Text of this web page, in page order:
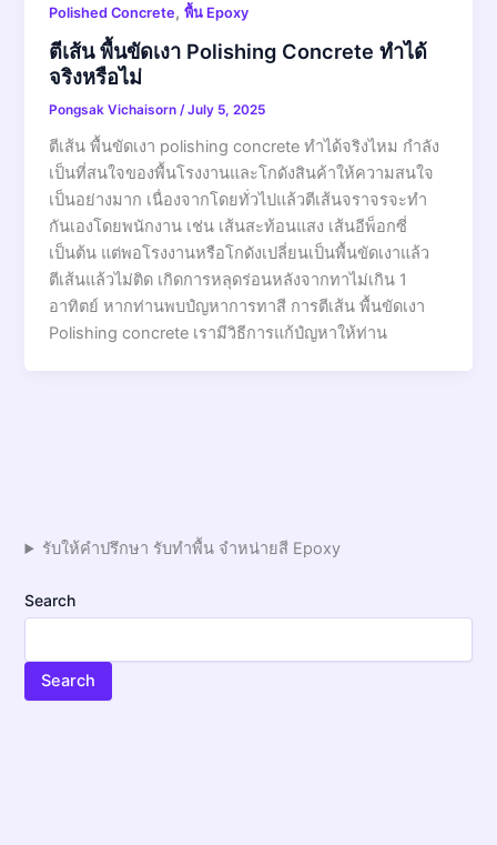
Polished Concrete,พื้น Epoxy
ตีเส้น พื้นขัดเงา Polishing Concrete ทำได้
จริงหรือไม่
Pongsak Vichaisorn/July 5, 2025
ตีเส้น พื้นขัดเงา polishing concrete ทำได้จริงไหม กำลัง
เป็นที่สนใจของพื้นโรงงานและโกดังสินค้าให้ความสนใจ
เป็นอย่างมาก เนื่องจากโดยทั่วไปแล้วตีเส้นจราจรจะทำ
กันเองโดยพนักงาน เช่น เส้นสะท้อนแสง เส้นอีพ็อกซี่
เป็นต้น แต่พอโรงงานหรือโกดังเปลี่ยนเป็นพื้นขัดเงาแล้ว
ตีเส้นแล้วไม่ติด เกิดการหลุดร่อนหลังจากทาไม่เกิน 1
อาทิตย์ หากท่านพบปํญหาการทาสี การตีเส้น พื้นขัดเงา
Polishing concrete เรามีวิธีการแก้ปํญหาให้ท่าน
รับให้คำปรึกษา รับทำพื้น จำหน่ายสี Epoxy
Search
Search